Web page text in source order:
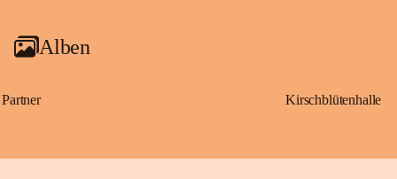
Alben
Partner Kirschblütenhalle